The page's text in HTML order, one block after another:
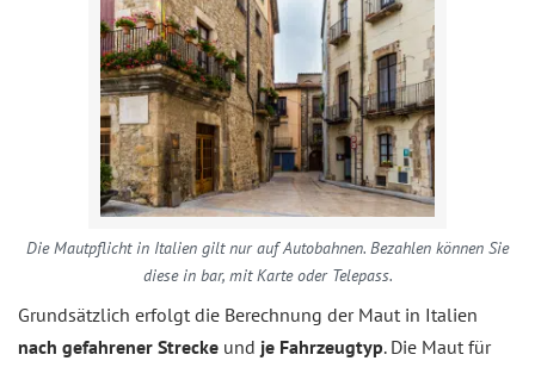
Die Mautpflicht in Italien gilt nur auf Autobahnen. Bezahlen können Sie
diese in bar, mit Karte oder Telepass.
Grundsätzlich erfolgt die Berechnung der Maut in Italien
nach gefahrener Strecke und je Fahrzeugtyp. Die Maut für